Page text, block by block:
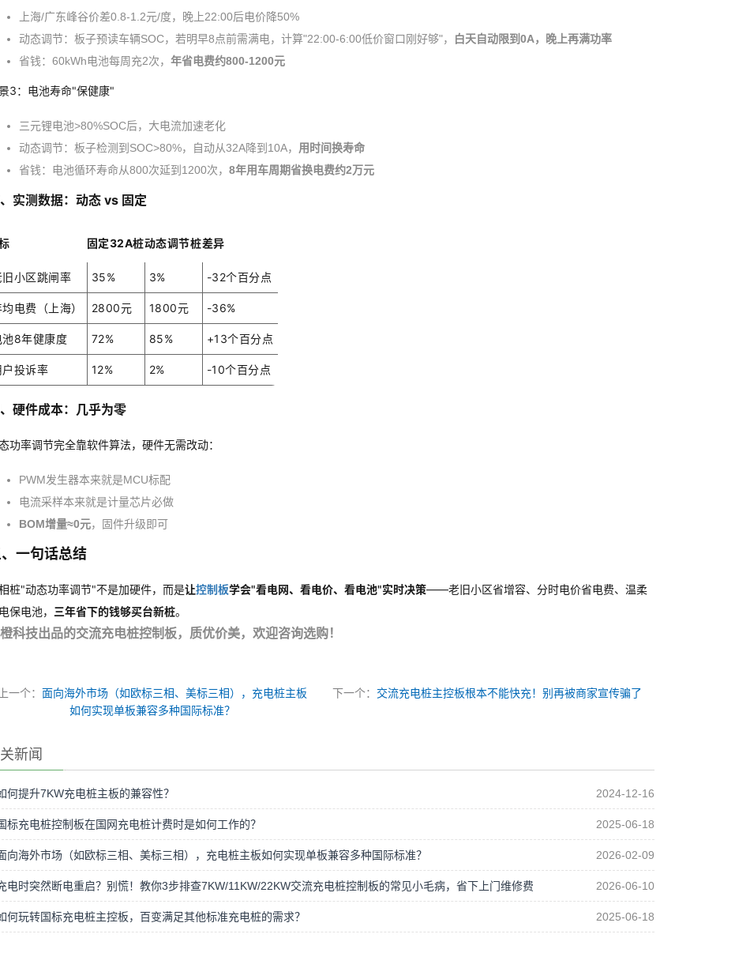
上海/广东峰谷价差0.8-1.2元/度，晚上22:00后电价降50%
动态调节：板子预读车辆SOC，若明早8点前需满电，计算"22:00-6:00低价窗口刚好够"，
白天自动限到0A，晚上再满功率
省钱：60kWh电池每周充2次， 年省电费约800-1200元
3：电池寿命"保健康"
三元锂电池>80%SOC后，大电流加速老化
动态调节：板子检测到SOC>80%，自动从32A降到10A， 用时间换寿命
省钱：电池循环寿命从800次延到1200次， 8年用车周期省换电费约2万元
实测数据：动态 vs 固定
固定32A桩动态调节桩差异
旧小区跳闸率 35% 3% -32个百分点
电费（上海） 2800元 1800元 -36%
池8年健康度 72% 85% +13个百分点
户投诉率 12% 2% -10个百分点
硬件成本：几乎为零
功率调节完全靠软件算法，硬件无需改动：
PWM发生器本来就是MCU标配
电流采样本来就是计量芯片必做
BOM增量≈0元，固件升级即可
一句话总结
桩"动态功率调节"不是加硬件，而是让控制板学会"看电网、看电价、看电池"实时决策——老旧小区省增容、分时电价省电费、温柔
保电池， 三年省下的钱够买台新桩。
科技出品的交流充电桩控制板，质优价美，欢迎咨询选购！
上一个：面向海外市场（如欧标三相、美标三相），充电桩主板
如何实现单板兼容多种国际标准？
下一个： 交流充电桩主控板根本不能快充！别再被商家宣传骗了
新闻
何提升7KW充电桩主板的兼容性？ 2024-12-16
标充电桩控制板在国网充电桩计费时是如何工作的？ 2025-06-18
向海外市场（如欧标三相、美标三相），充电桩主板如何实现单板兼容多种国际标准？ 2026-02-09
电时突然断电重启？别慌！教你3步排查7KW/11KW/22KW交流充电桩控制板的常见小毛病，省下上门维修费 2026-06-10
何玩转国标充电桩主控板，百变满足其他标准充电桩的需求？ 2025-06-18